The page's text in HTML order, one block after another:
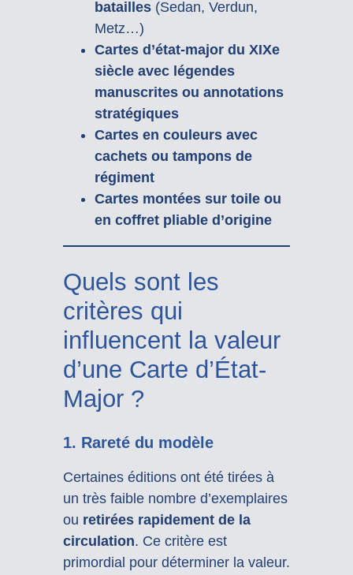
batailles(Sedan, Verdun,
Metz…)
Cartes d’état-major du XIXe
siècle avec légendes
manuscrites ou annotations
stratégiques
Cartes en couleurs avec
cachets ou tampons de
régiment
Cartes montées sur toile ou
en coffret pliable d’origine
Quels sont les
critères qui
influencent la valeur
d’une Carte d’État-
Major ?
1. Rareté du modèle
Certaines éditions ont été tirées à
un très faible nombre d’exemplaires
ou retirées rapidement de la
circulation. Ce critère est
primordial pour déterminer la valeur.